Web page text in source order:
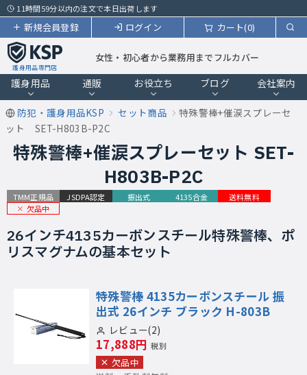
11時間59分以内の注文で本日出荷します
カート(0)
ログイン
新規会員登録
護身用品専門店
女性・初心者から業務用までフルカバー
護身用品 通販 お役立ち ブログ 会社案内
防犯・護身用品KSP セット商品
特殊警棒+催涙スプレーセ
ット SET-H803B-P2C
特殊警棒+催涙スプレーセット SET-
H803B-P2C
TMM正規品 JSDPA認定 振出式 4135合金
送料無料
欠品中
26インチ4135カーボンスチール特殊警棒、ポ
リスマグナムの基本セット
特殊警棒 4135カーボンスチール 振
出式 26インチ ブラック H-803B
レビュー(2)
17,888円 税別
欠品中